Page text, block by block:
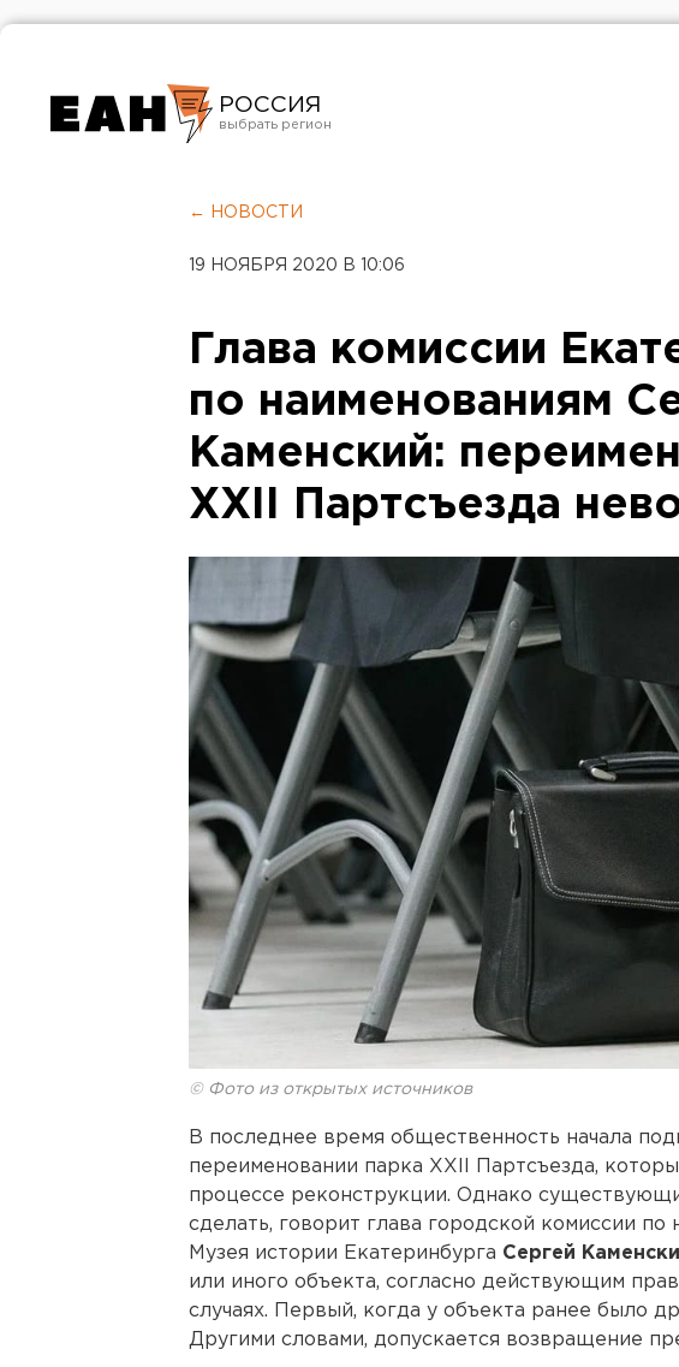
РОССИЯ
Челябинск
← НОВОСТИ
19 НОЯБРЯ 2020 В 10:06
Глава комиссии
по наименованиям
Каменский:
XXII Партсъезда
© Фото из открытых источников
В последнее время общественность начала
переименовании парка XXII Партсъезда,
процессе реконструкции. Однако
сделать, говорит глава городской комиссии по
Музея истории Екатеринбурга Сергей
или иного объекта, согласно действующим
случаях. Первый, когда у объекта ранее было
Другими словами, допускается возвращение